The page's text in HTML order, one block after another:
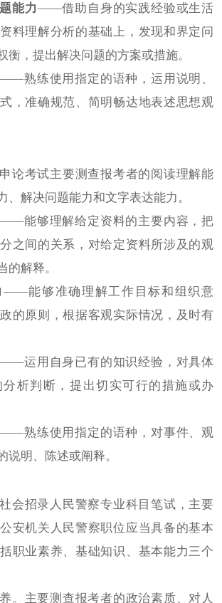
能力——借助自身的实践经验或生活
料理解分析的基础上，发现和界定问
衡，提出解决问题的方案或措施。
——熟练使用指定的语种，运用说明、
，准确规范、简明畅达地表述思想观
论考试主要测查报考者的阅读理解能
、解决问题能力和文字表达能力。
——能够理解给定资料的主要内容，把
之间的关系，对给定资料所涉及的观
的解释。
——能够准确理解工作目标和组织意
的原则，根据客观实际情况，及时有
——运用自身已有的知识经验，对具体
析判断，提出切实可行的措施或办
——熟练使用指定的语种，对事件、观
说明、陈述或阐释。
会招录人民警察专业科目笔试，主要
安机关人民警察职位应当具备的基本
职业素养、基础知识、基本能力三个
。主要测查报考者的政治素质、对人